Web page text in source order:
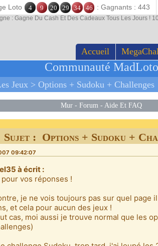
Accueil
Loto 4 9 20 29 34 46 : Gagnants : 443
: Gagne Du Cash Et Des Cadeaux Tous Les Jours !
Communauté MadLoto
Jeux > Options + Sudoku + Challenges
Mur - Forum - Aide Et FAQ
Sujet : Options + Sudoku +
09:42:07
à écrit :
vos réponses !
je ne vois toujours pas sur quel page
et cela pour aucun des jeux !
cas, moi aussi je trouve normal que les